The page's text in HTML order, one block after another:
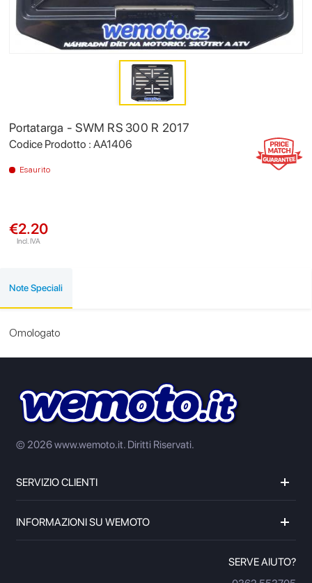
Portatarga - SWM RS 300 R 2017
Codice Prodotto : AA1406
Esaurito
€2.20
Incl. IVA
Note Speciali
Omologato
© 2026 www.wemoto.it. Diritti Riservati.
SERVIZIO CLIENTI
INFORMAZIONI SU WEMOTO
SERVE AIUTO?